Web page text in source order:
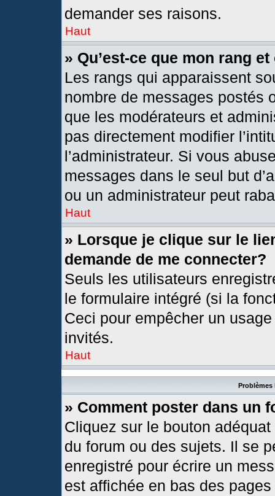
demander ses raisons.
Haut
» Qu’est-ce que mon rang
Les rangs qui apparaissent
nombre de messages postés
que les modérateurs et
pas directement modifier
l’administrateur. Si vous
messages dans le seul but
ou un administrateur peut
Haut
» Lorsque je clique sur le
demande de me connecter?
Seuls les utilisateurs
le formulaire intégré (si la
Ceci pour empêcher un
invités.
Haut
Problèmes
» Comment poster dans un
Cliquez sur le bouton
du forum ou des sujets. Il se
enregistré pour écrire un
est affichée en bas des